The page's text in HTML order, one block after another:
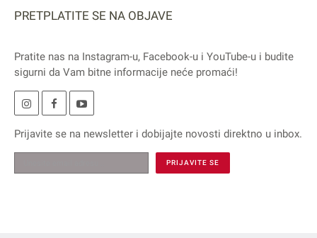
PRETPLATITE SE NA OBJAVE
Pratite nas na Instagram-u, Facebook-u i YouTube-u i budite
sigurni da Vam bitne informacije neće promaći!
Prijavite se na newsletter i dobijajte novosti direktno u inbox.